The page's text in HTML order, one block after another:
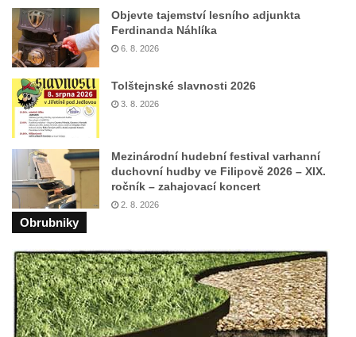
Hostíně u Vojkovic
Kenotaf Václava Floriána na hřbitově v
Lužci nad Vltavou
Kenotaf Miloslava Švice na hřbitově v Lužci
nad Vltavou
Hrob Václava Kufnera na hřbitově v Lužci
Pomník vojákům Rudé armády na hřbitově
v Lužci nad Vltavou
Pomník Ladislava Sedláčka a Karla Pelce u
silnice severně od Lužce nad Vltavou
Kenotaf Alfeda Harnische na hřbitově v
Hrobčicích
Pomník obětem válek v Hrobčicích
Pomník obětem válek v Mirošovicích
Objevte tajemství lesního adjunkta
Ferdinanda Náhlíka
6. 8. 2026
Tolštejnské slavnosti 2026
3. 8. 2026
Mezinárodní hudební festival varhanní
duchovní hudby ve Filipově 2026 – XIX.
ročník – zahajovací koncert
2. 8. 2026
Obrubniky